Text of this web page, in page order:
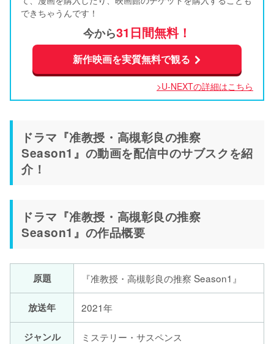
できちゃうんです！
今から31日間無料！
新作映画を実質無料で観る
>U-NEXTの詳細はこちら
ドラマ『准教授・高槻彰良の推察
Season1』の動画を配信中のサブスクを紹
介！
ドラマ『准教授・高槻彰良の推察
Season1』の作品概要
原題 『准教授・高槻彰良の推察 Season1』
放送年 2021年
ジャンル ミステリー・サスペンス